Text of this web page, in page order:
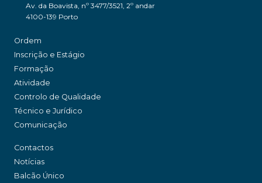
Av. da Boavista, nº 3477/3521, 2º andar
4100-139 Porto
Ordem
Inscrição e Estágio
Formação
Atividade
Controlo de Qualidade
Técnico e Jurídico
Comunicação
Contactos
Notícias
Balcão Único